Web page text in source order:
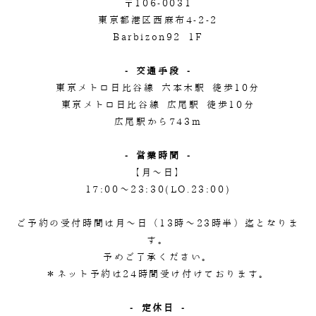
〒106-0031
東京都港区西麻布4-2-2
Barbizon92 1F
- 交通手段 -
東京メトロ日比谷線 六本木駅 徒歩10分
東京メトロ日比谷線 広尾駅 徒歩10分
広尾駅から743m
- 営業時間 -
【月～日】
17:00～23:30(LO.23:00)
ご予約の受付時間は月～日（13時～23時半）迄となりま
す。
予めご了承ください。
＊ネット予約は24時間受け付けております。
- 定休日 -